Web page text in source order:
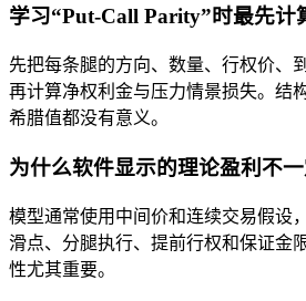
学习“Put-Call Parity”时最先计
先把每条腿的方向、数量、行权价、
再计算净权利金与压力情景损失。结
希腊值都没有意义。
为什么软件显示的理论盈利不一
模型通常使用中间价和连续交易假设
滑点、分腿执行、提前行权和保证金
性尤其重要。